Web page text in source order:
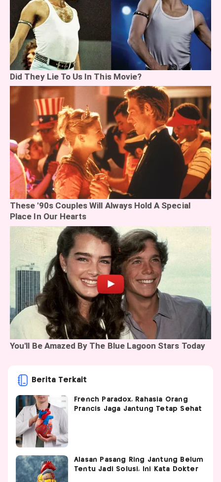
Berita Terkait
French Paradox, Rahasia Orang
Prancis Jaga Jantung Tetap Sehat
Alasan Pasang Ring Jantung Belum
Tentu Jadi Solusi, Ini Kata Dokter